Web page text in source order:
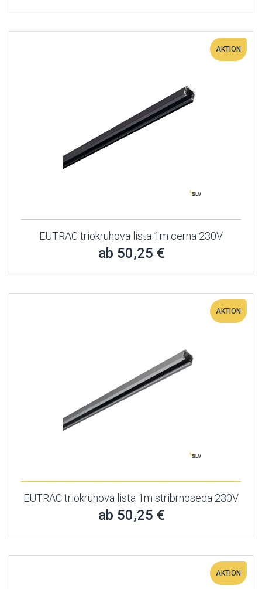
AKTION
EUTRAC triokruhova lista 1m cerna 230V
ab 50,25 €
AKTION
EUTRAC triokruhova lista 1m stribrnoseda 230V
ab 50,25 €
AKTION